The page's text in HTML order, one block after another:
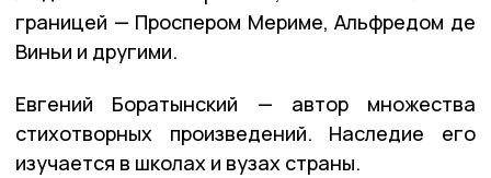
границей — Проспером Мериме, Альфредом де
Виньи и другими.
Евгений Боратынский — автор множества
стихотворных произведений. Наследие его
изучается в школах и вузах страны.